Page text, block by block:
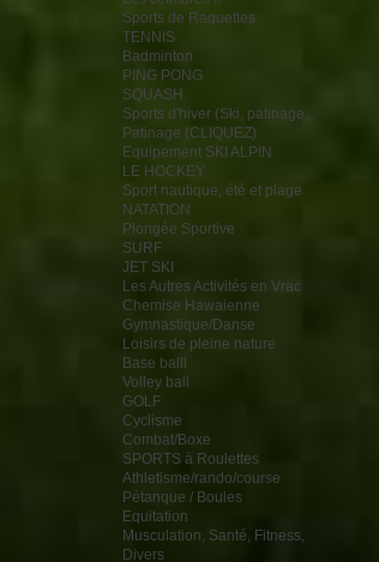
Sports de Raquettes
TENNIS
Badminton
PING PONG
SQUASH
Sports d'hiver (Ski, patinage,..
Patinage (CLIQUEZ)
Equipement SKI ALPIN
LE HOCKEY
Sport nautique, été et plage
NATATION
Plongée Sportive
SURF
JET SKI
Les Autres Activités en Vrac
Chemise Hawaienne
Gymnastique/Danse
Loisirs de pleine nature
Base balll
Volley ball
GOLF
Cyclisme
Combat/Boxe
SPORTS à Roulettes
Athletisme/rando/course
Pétanque / Boules
Equitation
Musculation, Santé, Fitness,
Divers